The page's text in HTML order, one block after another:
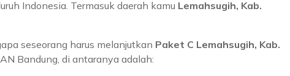
Indonesia. Termasuk daerah kamu Lemahsugih, Kab.
seseorang harus melanjutkan Paket C Lemahsugih, Kab.
Bandung, di antaranya adalah: